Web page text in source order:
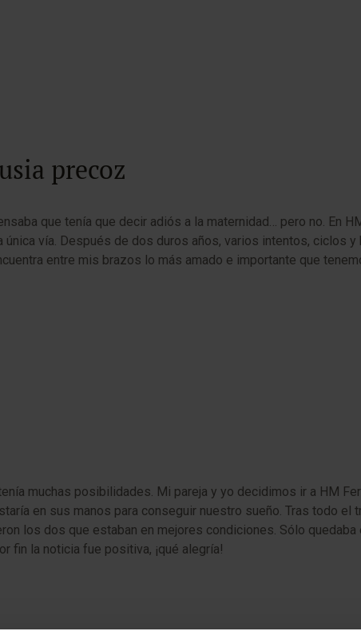
precoz
que tenía que decir adiós a la maternidad… pero no. En
vía. Después de dos duros años, varios intentos, ciclos
entre mis brazos lo más amado e importante que
muchas posibilidades. Mi pareja y yo decidimos ir a HM
en sus manos para conseguir nuestro sueño. Tras todo
los dos que estaban en mejores condiciones. Sólo quedaba
fin la noticia fue positiva, ¡qué alegría!